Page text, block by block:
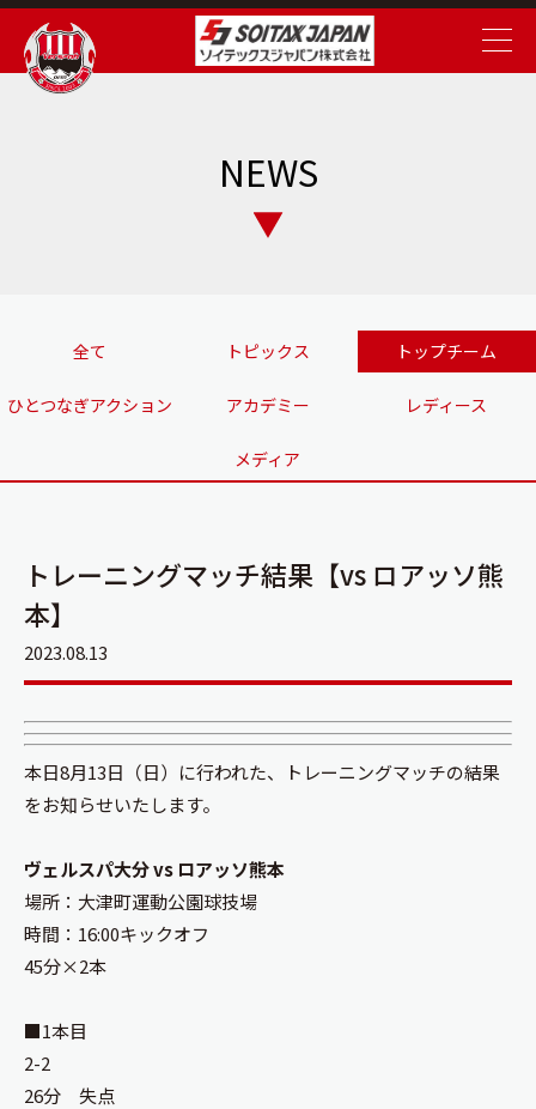
NEWS
全て トピックス トップチーム
ひとつなぎアクション アカデミー レディース
メディア
トレーニングマッチ結果【vs ロアッソ熊
本】
2023.08.13
本日8月13日（日）に行われた、トレーニングマッチの結果
をお知らせいたします。
ヴェルスパ大分 vs ロアッソ熊本
場所：大津町運動公園球技場
時間：16:00キックオフ
45分×2本
■1本目
2-2
26分 失点